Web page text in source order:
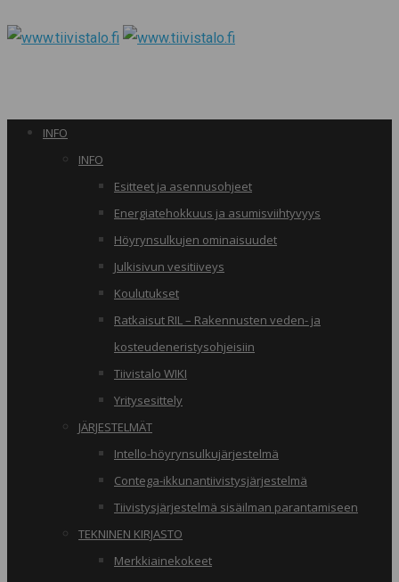
INFO
INFO
Esitteet ja asennusohjeet
Energiatehokkuus ja asumisviihtyvyys
Höyrynsulkujen ominaisuudet
Julkisivun vesitiiveys
Koulutukset
Ratkaisut RIL – Rakennusten veden- ja
kosteudeneristysohjeisiin
Tiivistalo WIKI
Yritysesittely
JÄRJESTELMÄT
Intello-höyrynsulkujärjestelmä
Contega-ikkunantiivistysjärjestelmä
Tiivistysjärjestelmä sisäilman parantamiseen
TEKNINEN KIRJASTO
Merkkiainekokeet